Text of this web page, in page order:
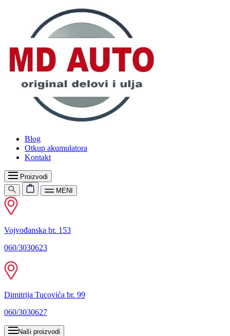
Blog
Otkup akumulatora
Kontakt
Proizvodi
MENI
Vojvođanska br. 153
060/3030623
Dimitrija Tucovića br. 99
060/3030627
Naši proizvodi